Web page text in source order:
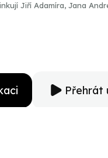
Jiří Adamíra, Jana
Přehrát